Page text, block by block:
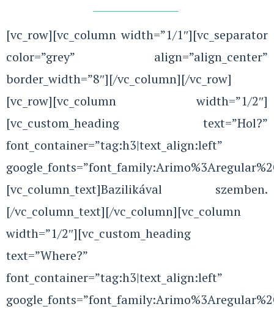
[vc_row][vc_column width=”1/1″][vc_separator
color=”grey” align=”align_center”
border_width=”8″][/vc_column][/vc_row]
[vc_row][vc_column width=”1/2″]
[vc_custom_heading text=”Hol?”
font_container=”tag:h3|text_align:left”
[vc_column_text]Bazilikával szemben.
[/vc_column_text][/vc_column][vc_column
width=”1/2″][vc_custom_heading
text=”Where?”
font_container=”tag:h3|text_align:left”